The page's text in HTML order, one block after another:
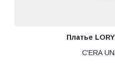
Платье
C'ERA